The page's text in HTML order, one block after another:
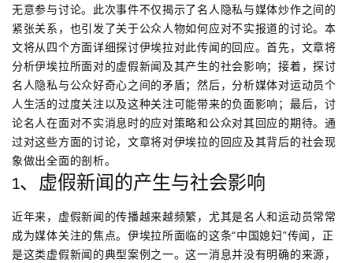
无意参与讨论。此次事件不仅揭示了名人隐私与媒体炒作之间的
紧张关系，也引发了关于公众人物如何应对不实报道的讨论。本
文将从四个方面详细探讨伊埃拉对此传闻的回应。首先，文章将
分析伊埃拉所面对的虚假新闻及其产生的社会影响；接着，探讨
名人隐私与公众好奇心之间的矛盾；然后，分析媒体对运动员个
人生活的过度关注以及这种关注可能带来的负面影响；最后，讨
论名人在面对不实消息时的应对策略和公众对其回应的期待。通
过对这些方面的讨论，文章将对伊埃拉的回应及其背后的社会现
象做出全面的剖析。
1、虚假新闻的产生与社会影响
近年来，虚假新闻的传播越来越频繁，尤其是名人和运动员常常
成为媒体关注的焦点。伊埃拉所面临的这条“中国媳妇”传闻，正
是这类虚假新闻的典型案例之一。这一消息并没有明确的来源，